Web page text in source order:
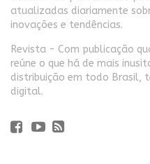
atualizadas diariamente
inovações e tendências.
Revista - Com publicação
reúne o que há de mais
distribuição em todo Brasil,
digital.